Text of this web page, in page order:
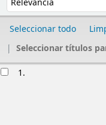
Seleccionar todo
Seleccionar títulos
1.